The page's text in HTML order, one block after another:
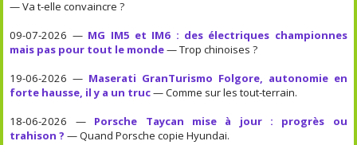
— Va t-elle convaincre ?
09-07-2026 — MG IM5 et IM6 : des électriques championnes
mais pas pour tout le monde— Trop chinoises ?
19-06-2026 — Maserati GranTurismo Folgore, autonomie en
forte hausse, il y a un truc— Comme sur les tout-terrain.
18-06-2026 — Porsche Taycan mise à jour : progrès ou
trahison ? — Quand Porsche copie Hyundai.